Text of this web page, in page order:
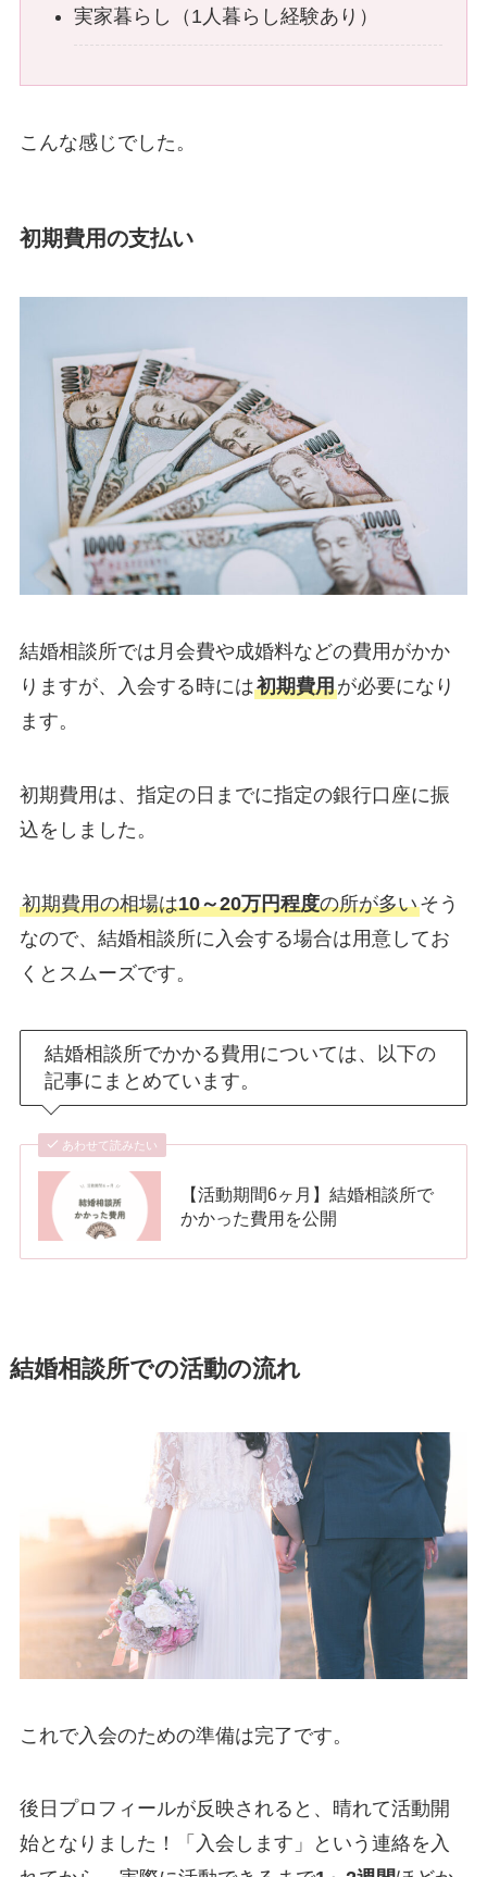
実家暮らし（1人暮らし経験あり）
こんな感じでした。
初期費用の支払い
結婚相談所では月会費や成婚料などの費用がかか
りますが、入会する時には初期費用が必要になり
ます。
初期費用は、指定の日までに指定の銀行口座に振
込をしました。
初期費用の相場は10～20万円程度の所が多いそう
なので、結婚相談所に入会する場合は用意してお
くとスムーズです。
結婚相談所でかかる費用については、以下の
記事にまとめています。
あわせて読みたい
【活動期間6ヶ月】結婚相談所で
かかった費用を公開
結婚相談所での活動の流れ
これで入会のための準備は完了です。
後日プロフィールが反映されると、晴れて活動開
始となりました！「入会します」という連絡を入